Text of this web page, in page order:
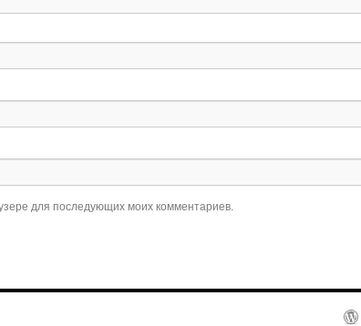
для последующих моих комментариев.